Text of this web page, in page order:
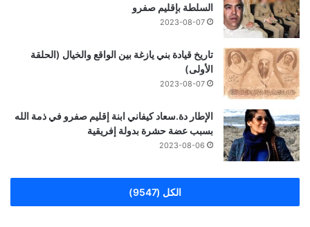
السلطة بإقليم صفرو
2023-08-07
تاريخ قيادة بني يازغة بين الواقع والخيال (الحلقة
الأولى)
2023-08-07
الإطار دة.سعاد كيفاني ابنة إقليم صفرو في ذمة الله
بسبب عضة حشرة بدولة إفريقية
2023-08-06
الكل (9547)